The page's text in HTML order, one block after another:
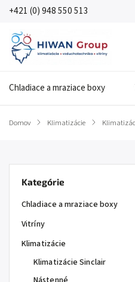
+421 (0) 948 550 513
Chladiace a mraziace boxy
Domov / Klimatizácie /
Kategórie
Chladiace a mraziace boxy
Vitríny
Klimatizácie
Klimatizácie Sinclair